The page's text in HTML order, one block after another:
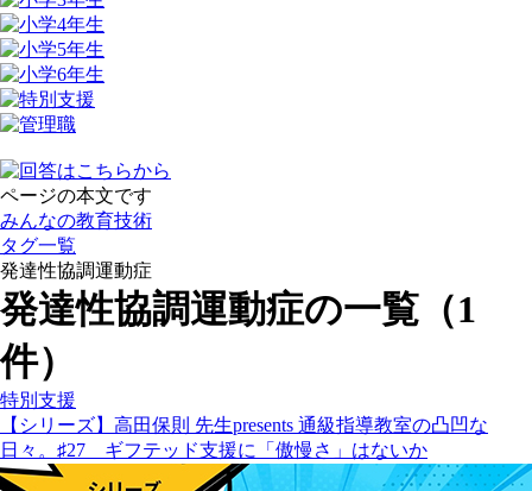
ページの本文です
みんなの教育技術
タグ一覧
発達性協調運動症
発達性協調運動症の一覧（1
件）
特別支援
【シリーズ】高田保則 先生presents 通級指導教室の凸凹な
日々。♯27 ギフテッド支援に「傲慢さ」はないか